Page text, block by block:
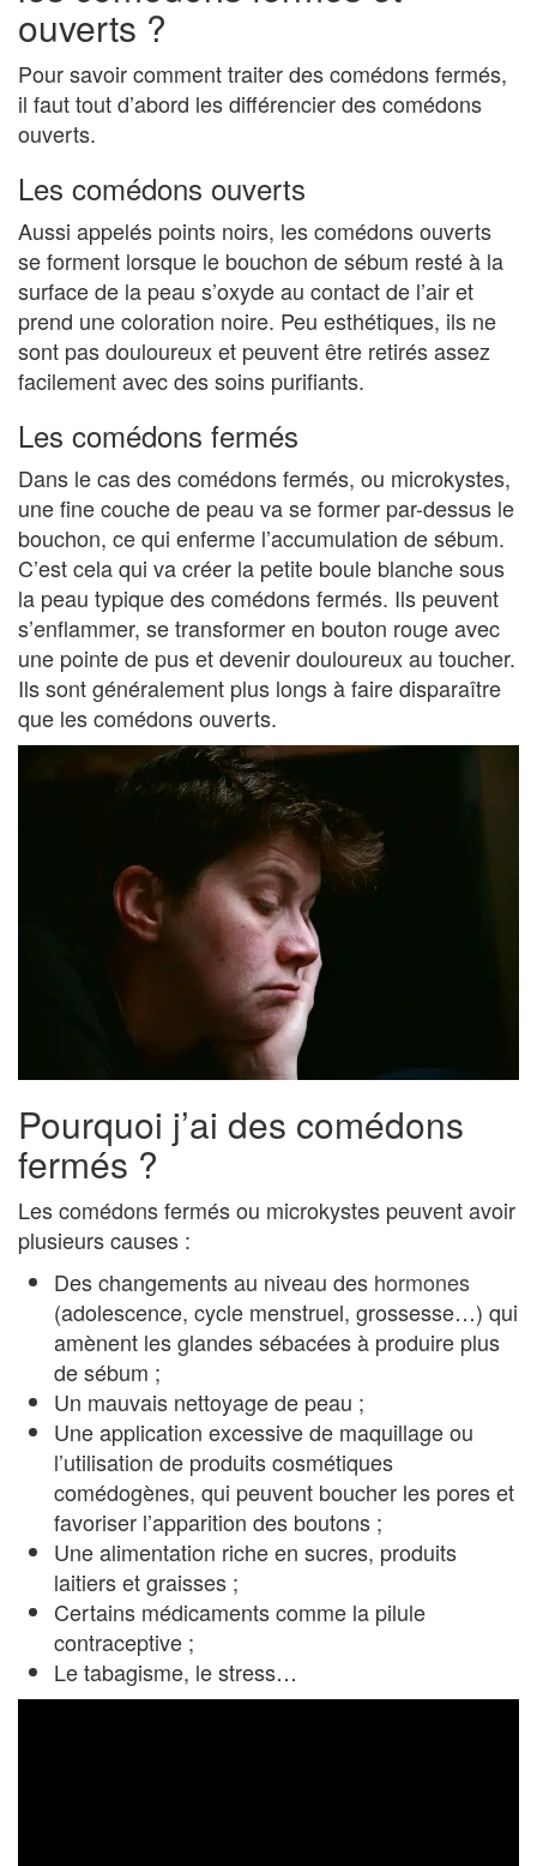
ouverts ?
Pour savoir comment traiter des comédons fermés,
il faut tout d’abord les différencier des comédons
ouverts.
Les comédons ouverts
Aussi appelés points noirs, les comédons ouverts
se forment lorsque le bouchon de sébum resté à la
surface de la peau s’oxyde au contact de l’air et
prend une coloration noire. Peu esthétiques, ils ne
sont pas douloureux et peuvent être retirés assez
facilement avec des soins purifiants.
Les comédons fermés
Dans le cas des comédons fermés, ou microkystes,
une fine couche de peau va se former par-dessus le
bouchon, ce qui enferme l’accumulation de sébum.
C’est cela qui va créer la petite boule blanche sous
la peau typique des comédons fermés. Ils peuvent
s’enflammer, se transformer en bouton rouge avec
une pointe de pus et devenir douloureux au toucher.
Ils sont généralement plus longs à faire disparaître
que les comédons ouverts.
Pourquoi j’ai des comédons
fermés ?
Les comédons fermés ou microkystes peuvent avoir
plusieurs causes :
Des changements au niveau des hormones
(adolescence, cycle menstruel, grossesse…) qui
amènent les glandes sébacées à produire plus
de sébum ;
Un mauvais nettoyage de peau ;
Une application excessive de maquillage ou
l’utilisation de produits cosmétiques
comédogènes, qui peuvent boucher les pores et
favoriser l’apparition des boutons ;
Une alimentation riche en sucres, produits
laitiers et graisses ;
Certains médicaments comme la pilule
contraceptive ;
Le tabagisme, le stress…